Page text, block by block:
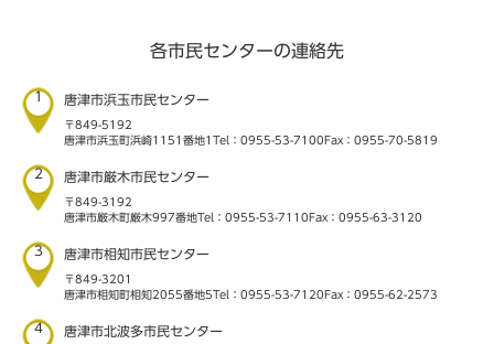
各市民センターの連絡先
1 唐津市浜玉市民センター
〒849-5192
唐津市浜玉町浜崎1151番地1 Tel：0955-53-7100 Fax：0955-70-5819
2 唐津市厳木市民センター
〒849-3192
唐津市厳木町厳木997番地Tel：0955-53-7110 Fax：0955-63-3120
3 唐津市相知市民センター
〒849-3201
唐津市相知町相知2055番地5Tel：0955-53-7120 Fax：0955-62-2573
4 唐津市北波多市民センター